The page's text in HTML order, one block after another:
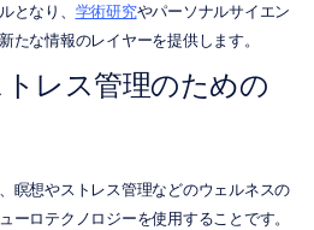
となり、 学術研究やパーソナルサイエン
たな情報のレイヤーを提供します。
レス管理のための
瞑想やストレス管理などのウェルネスの
ーロテクノロジーを使用することです。